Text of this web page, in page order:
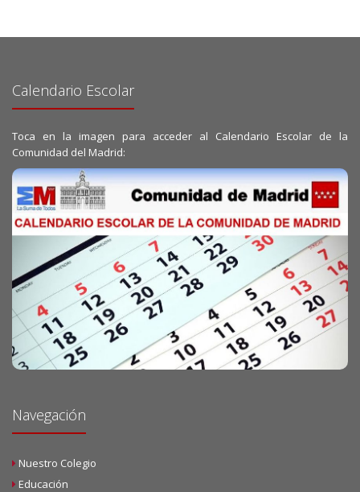
Calendario Escolar
Toca en la imagen para acceder al Calendario Escolar de la
Comunidad del Madrid:
Navegación
Nuestro Colegio
Educación